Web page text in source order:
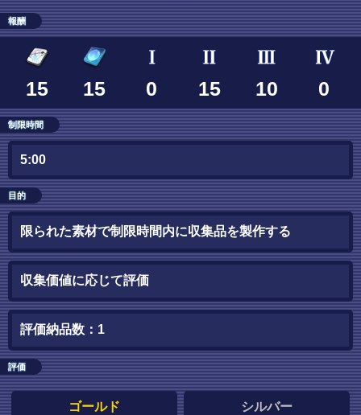
報酬
15 15 0 15 10 0
制限時間
5:00
目的
限られた素材で制限時間内に収集品を製作する
収集価値に応じて評価
評価納品数：1
評価
ゴールド シルバー